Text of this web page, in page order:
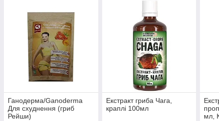
Ганодерма/Ganoderma
Для схуднення (гриб
Рейши)
Екстракт гриба Чага,
краплі 100мл
мл,